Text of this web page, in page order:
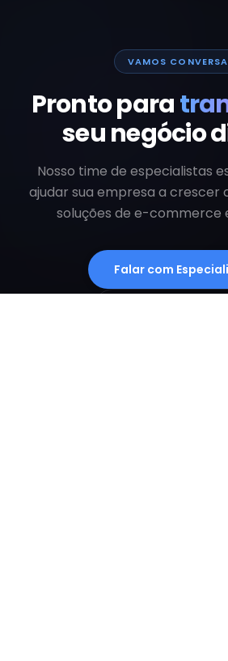
VAMOS
Pronto para
seu negócio
Nosso time de especialistas
ajudar sua empresa a crescer
soluções de e-commerce
Falar com